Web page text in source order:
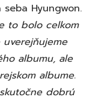
Hyungwon.
to bolo celkom
albumu, ale
albume.
dobrú